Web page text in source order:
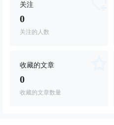
关注
0
关注的人数
收藏的文章
0
收藏的文章数量